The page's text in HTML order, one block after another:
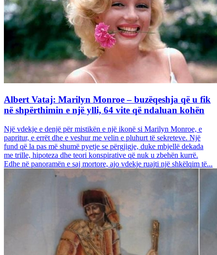
Albert Vataj: Marilyn Monroe – buzëqeshja që u fik
në shpërthimin e një ylli, 64 vite që ndaluan kohën
Një vdekje e denjë për mistikën e një ikonë si Marilyn Monroe, e
papritur, e errët dhe e veshur me velin e pluhurt të sekreteve. Një
fund që la pas më shumë pyetje se përgjigje, duke mbjellë dekada
me trille, hipoteza dhe teori konspirative që nuk u zbehën kurrë.
Edhe në panoramën e saj mortore, ajo vdekje ruajti një shkëlqim të...